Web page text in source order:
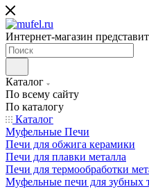
Интернет-магазин
Каталог
По всему сайту
По каталогу
Каталог
Муфельные Печи
Печи для обжига керамики
Печи для плавки металла
Печи для термообработки
Муфельные печи для зубных